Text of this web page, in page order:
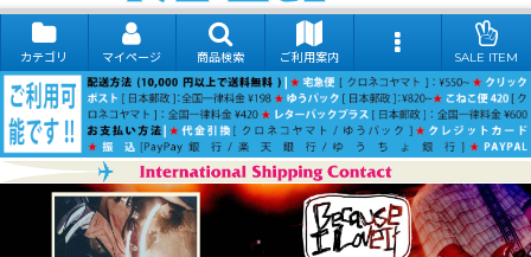
カテゴリ マイページ 商品検索 ご利用案内 SALE ITEM